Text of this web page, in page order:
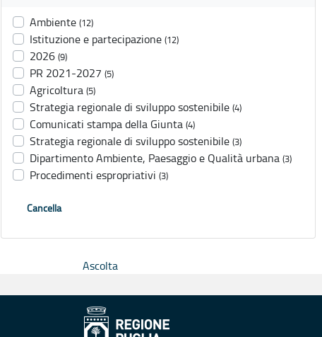
Ambiente (12)
Istituzione e partecipazione (12)
2026 (9)
PR 2021-2027 (5)
Agricoltura (5)
Strategia regionale di sviluppo sostenibile (4)
Comunicati stampa della Giunta (4)
Strategia regionale di sviluppo sostenibile (3)
Dipartimento Ambiente, Paesaggio e Qualità urbana (3)
Procedimenti espropriativi (3)
Cancella
Ascolta